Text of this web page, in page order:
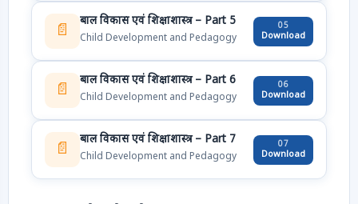
📄 बाल विकास एवं शिक्षाशास्त्र – Part 5
Child Development and Pedagogy
05
Download
📄 बाल विकास एवं शिक्षाशास्त्र – Part 6
Child Development and Pedagogy
06
Download
📄 बाल विकास एवं शिक्षाशास्त्र – Part 7
Child Development and Pedagogy
07
Download